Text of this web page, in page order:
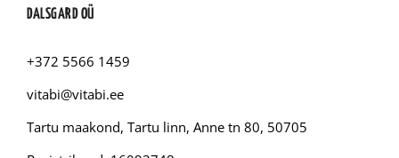
DALSGARD OÜ
+372 5566 1459
vitabi@vitabi.ee
Tartu maakond, Tartu linn, Anne tn 80, 50705